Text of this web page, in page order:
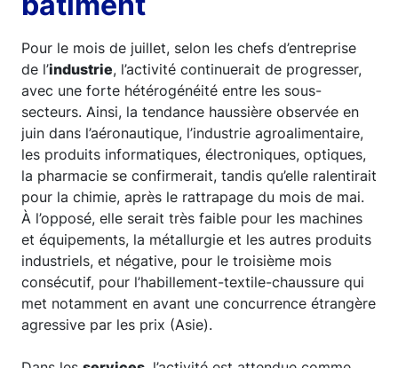
Pour le mois de juillet, selon les chefs d’entreprise
de l’industrie, l’activité continuerait de progresser,
avec une forte hétérogénéité entre les sous-
secteurs. Ainsi, la tendance haussière observée en
juin dans l’aéronautique, l’industrie agroalimentaire,
les produits informatiques, électroniques, optiques,
la pharmacie se confirmerait, tandis qu’elle ralentirait
pour la chimie, après le rattrapage du mois de mai.
À l’opposé, elle serait très faible pour les machines
et équipements, la métallurgie et les autres produits
industriels, et négative, pour le troisième mois
consécutif, pour l’habillement-textile-chaussure qui
met notamment en avant une concurrence étrangère
agressive par les prix (Asie).